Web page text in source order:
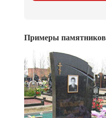
Примеры памятников